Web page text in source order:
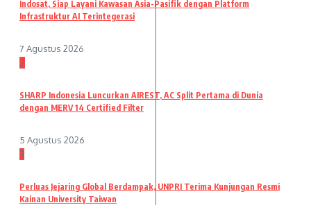
Indosat, Siap Layani Kawasan Asia-Pasifik dengan Platform
Infrastruktur AI Terintegerasi
7 Agustus 2026
2
SHARP Indonesia Luncurkan AIREST, AC Split Pertama di Dunia
dengan MERV 14 Certified Filter
5 Agustus 2026
3
Perluas Jejaring Global Berdampak, UNPRI Terima Kunjungan Resmi
Kainan University Taiwan